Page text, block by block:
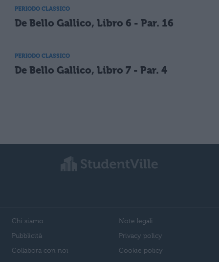
PERIODO CLASSICO
De Bello Gallico, Libro 6 - Par. 16
PERIODO CLASSICO
De Bello Gallico, Libro 7 - Par. 4
Chi siamo
Pubblicità
Collabora con noi
Note legali
Privacy policy
Cookie policy